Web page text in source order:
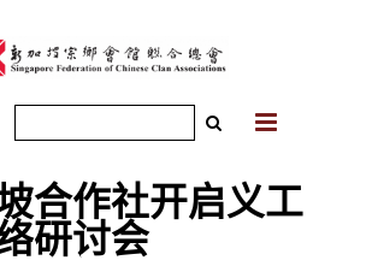
合作社开启义工
研讨会